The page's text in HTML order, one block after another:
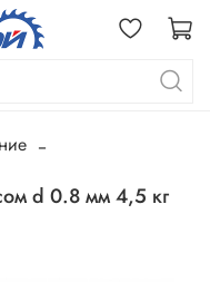
d 0.8 мм 4,5 кг